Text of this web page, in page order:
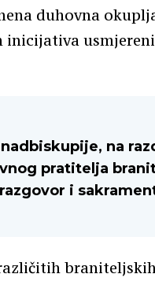
duhovna
na
pratitelja
i